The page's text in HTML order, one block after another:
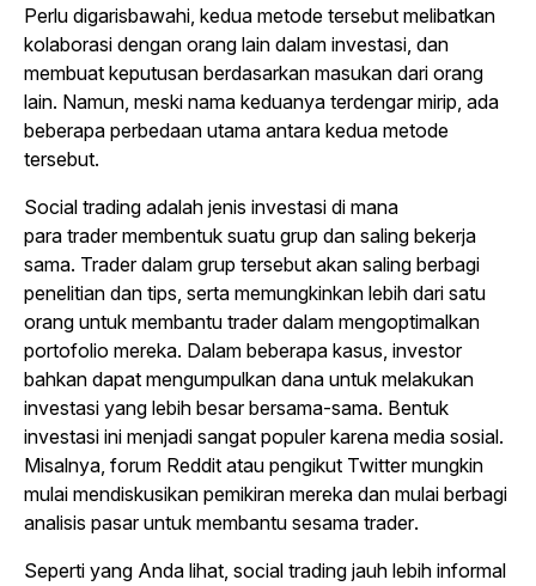
Perlu digarisbawahi, kedua metode tersebut melibatkan
kolaborasi dengan orang lain dalam investasi, dan
membuat keputusan berdasarkan masukan dari orang
lain. Namun, meski nama keduanya terdengar mirip, ada
beberapa perbedaan utama antara kedua metode
tersebut.
Social trading adalah jenis investasi di mana
para tradermembentuk suatu grup dan saling bekerja
sama. Traderdalam grup tersebut akan saling berbagi
penelitian dan tips, serta memungkinkan lebih dari satu
orang untuk membantu traderdalam mengoptimalkan
portofolio mereka. Dalam beberapa kasus, investor
bahkan dapat mengumpulkan dana untuk melakukan
investasi yang lebih besar bersama-sama. Bentuk
investasi ini menjadi sangat populer karena media sosial.
Misalnya, forum Reddit atau pengikut Twitter mungkin
mulai mendiskusikan pemikiran mereka dan mulai berbagi
analisis pasar untuk membantu sesama trader.
Seperti yang Anda lihat, social trading jauh lebih informal